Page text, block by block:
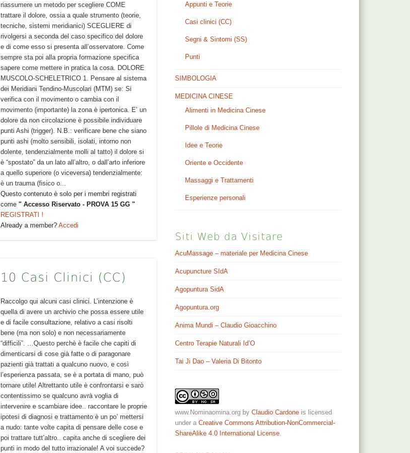
riassumere un metodo per scegliere COME
trattare il dolore, ossia a quale strumento (teorie,
tecniche, sistemi meridianici) SCEGLIERE di
rivolgersi a seconda del caso specifico del dolore
e di come esso si presenta all’osservatore. Come
sempre sta poi alla propria formazione specifica
sapere come mettere in pratica la cosa. DOLORE
MUSCOLO-SCHELETRICO 1. Pensare al sistema
dei Meridiani Tendino-Muscolari (MTM) se: Si
verifica con il movimento o cambia con il
movimento (importante) la zona è ipertonica. E’ un
dolore da non circolazione è possibile individuare
punti Ashi (trigger). N.B.: verificare bene che siano
punti ashi (molto sensibili, isolati, intorno non
dolente, tendenzialmente molli al tatto) il dolore si
è “spostato” da un lato all’altro, o dall’arto inferiore
a quello superiore (o viceversa) tendenzialmente:
è un trauma (fisico o...
Questo contenuto è solo per i membri registrati
come " Accesso Riservato - PROVA 15 GG "
REGISTRATI !
Already a member? Accedi
10 Casi Clinici (CC)
Raccolgo qui alcuni casi clinici. L’intenzione è
quella di avere un archivio che possa essere utile
e di facile consultazione, relativo a casi risolti
bene (ma non solo) e non necessariamente
“difficili”. …Questo perchè è facile che capiti di
dimenticarsi di cose già fatte o di paragonare
pazienti già trattati a qualcuno nuovo, e così
l’esperienza passata, se è a portata di mano, può
tornare utile! Altrettanto utile è confrontarsi e sarò
contentissimo se qualcuno avrà voglia di
intervenire e scambiare idee.. raccontare le proprie
ipotesi di diagnosi e trattamento è un po’ mettersi
a nudo: tante volte capita di pensare delle cose e
poi trattare tutt’altro.. capita anche di scegliere dei
punti in modo del tutto irrazionale! A voi succede?
Appunti e Teorie
Casi clinici (CC)
Segni & Sintomi (SS)
Punti
SIMBOLOGIA
MEDICINA CINESE
Alimenti in Medicina Cinese
Pillole di Medicina Cinese
Idee e Teorie
Oriente e Occidente
Massaggi e Trattamenti
Esperienze personali
Siti Web da Visitare
AcuMassage – materiale per Medicina Cinese
Acupuncture SIdA
Agopuntura SidA
Agopuntura.org
Anima Mundi – Claudio Gioacchino
Centro Terapie Naturali Id’O
Tai Ji Dao – Valeria Di Bitonto
www.Nominaomina.org byClaudio Cardone is licensed
under aCreative Commons Attribution-NonCommercial-
ShareAlike 4.0 International License